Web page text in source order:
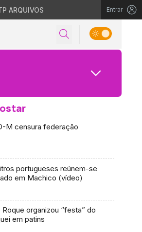
ARQUIVOS Entrar
M censura federação
portugueses reúnem-se
em Machico (vídeo)
Roque organizou “festa” do
em patins